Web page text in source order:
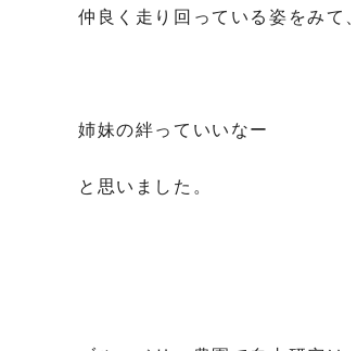
仲良く走り回っている姿をみて、
姉妹の絆っていいなー
と思いました。